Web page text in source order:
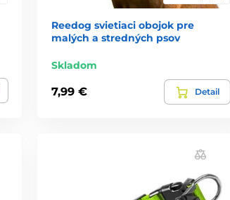
Reedog svietiaci obojok pre
malých a stredných psov
Skladom
7,99 € Detail